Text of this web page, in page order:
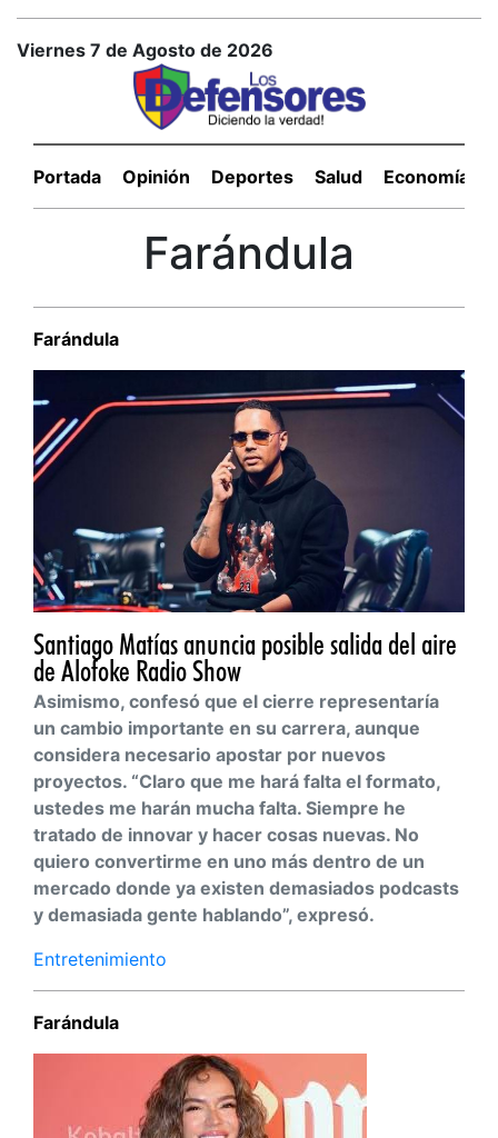
Viernes 7 de Agosto de 2026
Portada Opinión Deportes Salud Economía
Farándula
Farándula
Santiago Matías anuncia posible salida del aire
de Alofoke Radio Show
Asimismo, confesó que el cierre representaría
un cambio importante en su carrera, aunque
considera necesario apostar por nuevos
proyectos. “Claro que me hará falta el formato,
ustedes me harán mucha falta. Siempre he
tratado de innovar y hacer cosas nuevas. No
quiero convertirme en uno más dentro de un
mercado donde ya existen demasiados podcasts
y demasiada gente hablando”, expresó.
Entretenimiento
Farándula